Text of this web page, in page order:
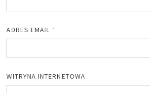
ADRES EMAIL *
WITRYNA INTERNETOWA